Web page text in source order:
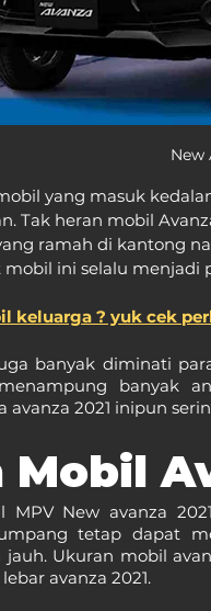
New
yang masuk
Tak heran mobil
ramah di kantong
ini selalu menjadi
keluarga ? yuk cek
banyak diminati
banyak
avanza 2021 inipun
MPV New avanza
tetap dapat
Ukuran mobil
avanza 2021.